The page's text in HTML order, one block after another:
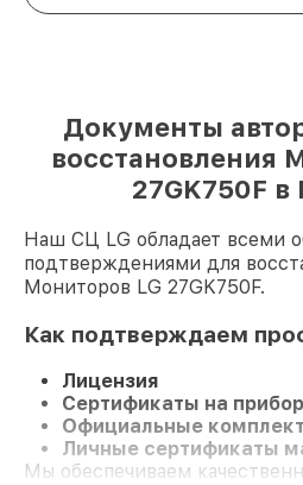
Документы
восстановления
27GK750F
Наш СЦ LG обладает всеми
подтверждениями для
Мониторов LG 27GK750F.
Как подтверждаем
Лицензия
Сертификаты на
Официальные
Личные сертификаты
Мы обеспечиваем